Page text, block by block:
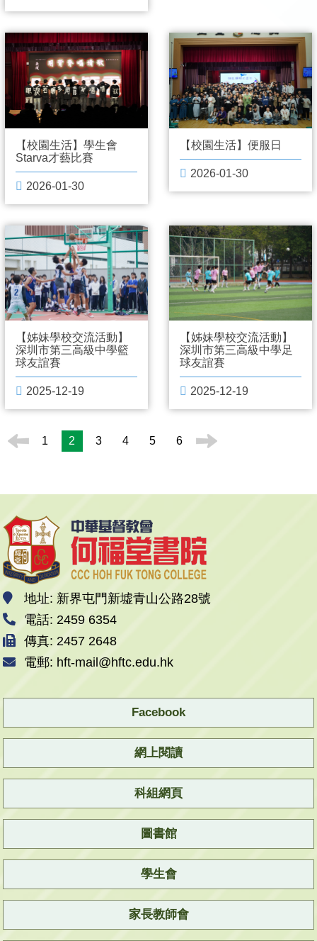
【校園生活】學生會
Starva才藝比賽
2026-01-30
【校園生活】便服日
2026-01-30
【姊妹學校交流活動】
深圳市第三高級中學籃
球友誼賽
2025-12-19
【姊妹學校交流活動】
深圳市第三高級中學足
球友誼賽
2025-12-19
1 2 3 4 5 6
地址: 新界屯門新墟青山公路28號
電話: 2459 6354
傳真: 2457 2648
電郵: hft-mail@hftc.edu.hk
Facebook
網上閱讀
科組網頁
圖書館
學生會
家長教師會